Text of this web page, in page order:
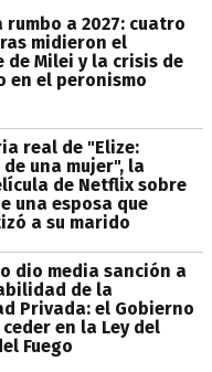
rumbo a 2027: cuatro
midieron el
de Milei y la crisis de
en el peronismo
real de "Elize:
una mujer", la
de Netflix sobre
una esposa que
a su marido
dio media sanción a
de la
Privada: el Gobierno
en la Ley del
Fuego